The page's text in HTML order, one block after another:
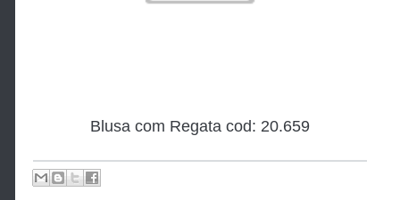
Blusa com Regata cod: 20.659